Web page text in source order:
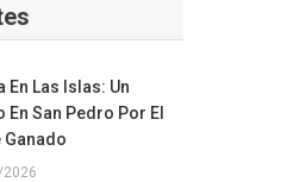
En Las Islas: Un
En San Pedro Por El
Ganado